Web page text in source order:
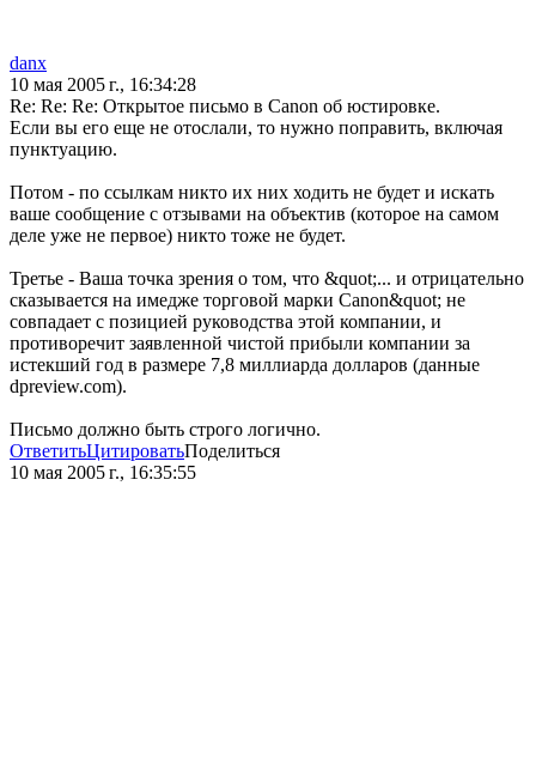
danx
10 мая 2005 г., 16:34:28
Re: Re: Re: Открытое письмо в Canon об юстировке.
Если вы его еще не отослали, то нужно поправить, включая
пунктуацию.
Потом - по ссылкам никто их них ходить не будет и искать
ваше сообщение с отзывами на объектив (которое на самом
деле уже не первое) никто тоже не будет.
Третье - Ваша точка зрения о том, что &quot;... и отрицательно
сказывается на имедже торговой марки Canon&quot; не
совпадает с позицией руководства этой компании, и
противоречит заявленной чистой прибыли компании за
истекший год в размере 7,8 миллиарда долларов (данные
dpreview.com).
Письмо должно быть строго логично.
ОтветитьЦитироватьПоделиться
10 мая 2005 г., 16:35:55